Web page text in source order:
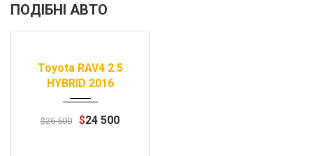
ПОДІБНІ АВТО
Продані
2016
Toyota RAV4 2.5
HYBRID 2016
$26 500 $24 500